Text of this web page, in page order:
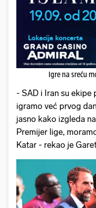
Igre na sreću
- SAD i Iran su
igramo već prvog
jasno kako izgleda
Premijer lige,
Katar - rekao je